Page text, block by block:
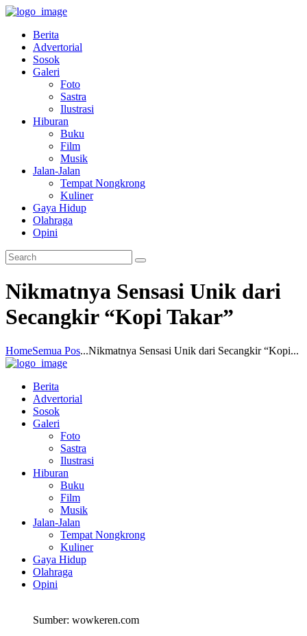
Berita
Advertorial
Sosok
Galeri
Foto
Sastra
Ilustrasi
Hiburan
Buku
Film
Musik
Jalan-Jalan
Tempat Nongkrong
Kuliner
Gaya Hidup
Olahraga
Opini
Nikmatnya Sensasi Unik dari
Secangkir “Kopi Takar”
HomeSemua Pos...Nikmatnya Sensasi Unik dari Secangkir “Kopi...
Berita
Advertorial
Sosok
Galeri
Foto
Sastra
Ilustrasi
Hiburan
Buku
Film
Musik
Jalan-Jalan
Tempat Nongkrong
Kuliner
Gaya Hidup
Olahraga
Opini
Sumber: wowkeren.com